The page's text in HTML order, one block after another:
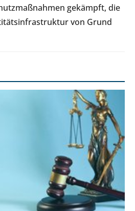
gekämpft, die
von Grund